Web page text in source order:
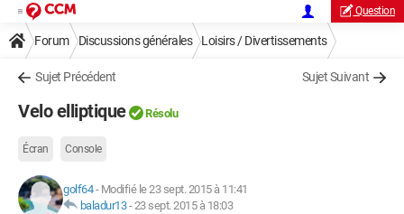
Question
Forum Discussions générales Loisirs / Divertissements
Sujet Précédent Sujet Suivant
Velo elliptique Résolu
Écran Console
golf64- Modifié le 23 sept. 2015 à 11:41
baladur13-23 sept. 2015 à 18:03